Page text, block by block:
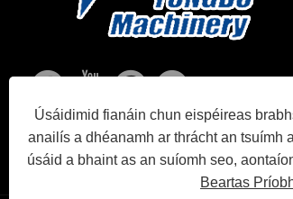
Úsáidimid fianáin chun eispéireas
anailís a dhéanamh ar thrácht an tsuímh
úsáid a bhaint as an suíomh seo,
Beartas